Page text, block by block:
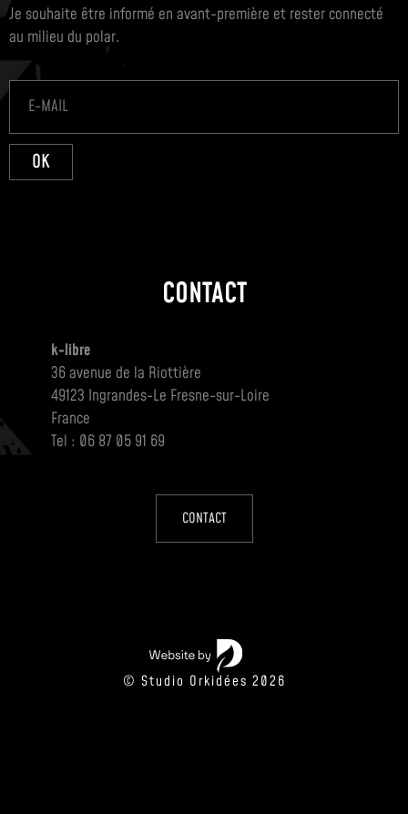
Je souhaite être informé en avant-première et rester connecté
au milieu du polar.
OK
CONTACT
k-libre
36 avenue de la Riottière
49123 Ingrandes-Le Fresne-sur-Loire
France
Tel : 06 87 05 91 69
CONTACT
© Studio Orkidées 2026